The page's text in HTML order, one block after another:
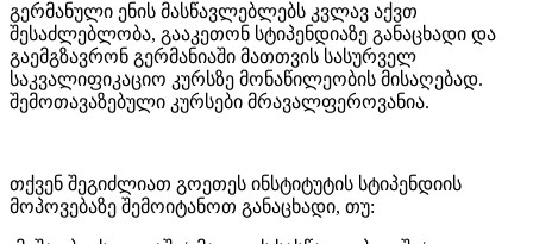
გერმანული ენის მასწავლებლებს კვლავ აქვთ
შესაძლებლობა, გააკეთონ სტიპენდიაზე განაცხადი და
გაემგზავრონ გერმანიაში მათთვის სასურველ
საკვალიფიკაციო კურსზე მონაწილეობის მისაღებად.
შემოთავაზებული კურსები მრავალფეროვანია.
თქვენ შეგიძლიათ გოეთეს ინსტიტუტის სტიპენდიის
მოპოვებაზე შემოიტანოთ განაცხადი, თუ: